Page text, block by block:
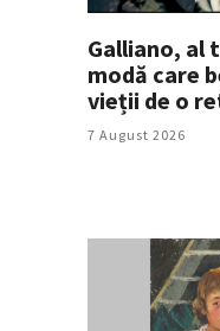
Galliano, al
modă care
vieții de o
7 August 2026